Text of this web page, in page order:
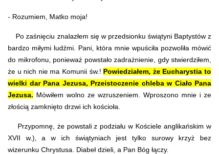
- Rozumiem, Matko moja!
Po zaśnięciu znalazłem się w przedsionku świątyni Baptystów z
bardzo miłymi ludźmi. Pani, która mnie wpuściła pozwoliła mówić
do mikrofonu, ponieważ powstało zadrażnienie, gdy stwierdziłem,
że u nich nie ma Komunii św.! Powiedziałem, że Eucharystia to
wielki dar Pana Jezusa, Przeistoczenie chleba w Ciało Pana
Jezusa. Mówiłem wolno ze wzruszeniem. Wproszono mnie i ze
złością zamknięto drzwi ich kościoła.
Przypomnę, że powstali z podziału w Kościele anglikańskim w
XVII w.), a w ich świątyniach jest tylko surowy krzyż bez
wizerunku Chrystusa. Diabeł dzieli, a Pan Bóg łączy.